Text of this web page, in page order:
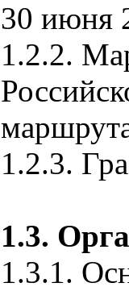
30 июня
1.2.2.
1.2.3.
1.3.
1.3.1.